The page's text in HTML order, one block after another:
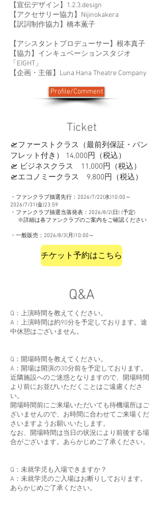
【宣伝デザイン】1.2.3.design
【アクセサリー協力】Nijinokakera
【訳詞制作協力】橋本薫子
【アシスタントプロデューサー】根本真子
【協力】インキュベーションスタジオ
「EIGHT」
【企画・主催】Luna Hana Theatre Company
Profile/Comment
Ticket
🛫ファーストクラス（最前列保証・パン
フレット付き） 14,000円（税込）
🛫 ビジネスクラス 11,000円（税込）
🛫エコノミークラス 9,800円（税込）
・ファンクラブ抽選先行：2026/7/22(水)10:00～
2026/7/31(金)23:59
・ファンクラブ抽選当落発表：2026/8/2(日) (予定)
※詳細は各ファンクラブのご案内をご確認ください
・一般販売：2026/8/3(月)10:00～
チケット予約はこちら
Q&A
Q：上演時間を教えてください。
A：上演時間は約90分を予定しております。途
中休憩はございません。
Q：開場時間を教えてください。
A：開場は開演の30分前を予定しております。
近隣施設へのご迷惑となりますので、開場時間
より前にお並びいただくことはご遠慮くださ
い。
開場時間前にご来場いただいても待機場所はご
ざいませんので、お時間に合わせてご来場くだ
さいますようお願いいたします。
なお、開場時間は当日の状況により前後する場
合がございます。あらかじめご了承ください。
Q：未就学児も入場できますか？
A：未就学児のご入場はお断りしております。
あらかじめご了承ください。